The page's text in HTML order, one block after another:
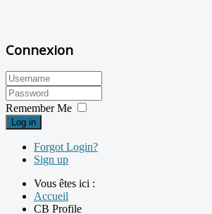
Connexion
Remember Me
Log in
Forgot Login?
Sign up
Vous êtes ici :
Accueil
CB Profile